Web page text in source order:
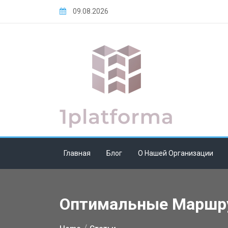
09.08.2026
Главная Блог О Нашей Организации
Оптимальные